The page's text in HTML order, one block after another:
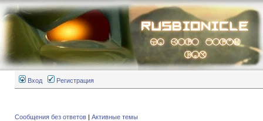
Вход Регистрация
Сообщения без ответов | Активные темы